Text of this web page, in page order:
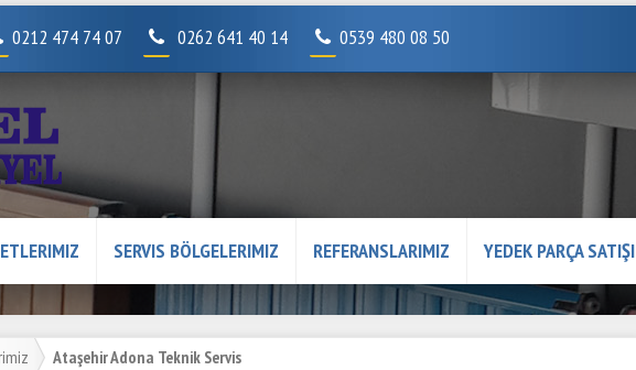
0212 474 74 07 0262 641 40 14 0539 480 08 50
SERVIS BÖLGELERIMIZ REFERANSLARIMIZ YEDEK PARÇA SATIŞI
Ataşehir Adona Teknik Servis